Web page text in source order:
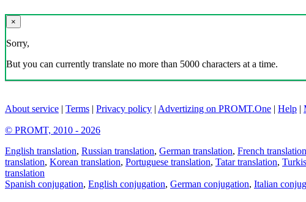
×
Sorry,
But you can currently translate no more than 5000 characters at a time.
About service | Terms | Privacy policy | Advertizing on PROMT.One | Help |
© PROMT, 2010 - 2026
English translation, Russian translation, German translation, French translation
translation, Korean translation, Portuguese translation, Tatar translation,
translation
Spanish conjugation, English conjugation, German conjugation, Italian